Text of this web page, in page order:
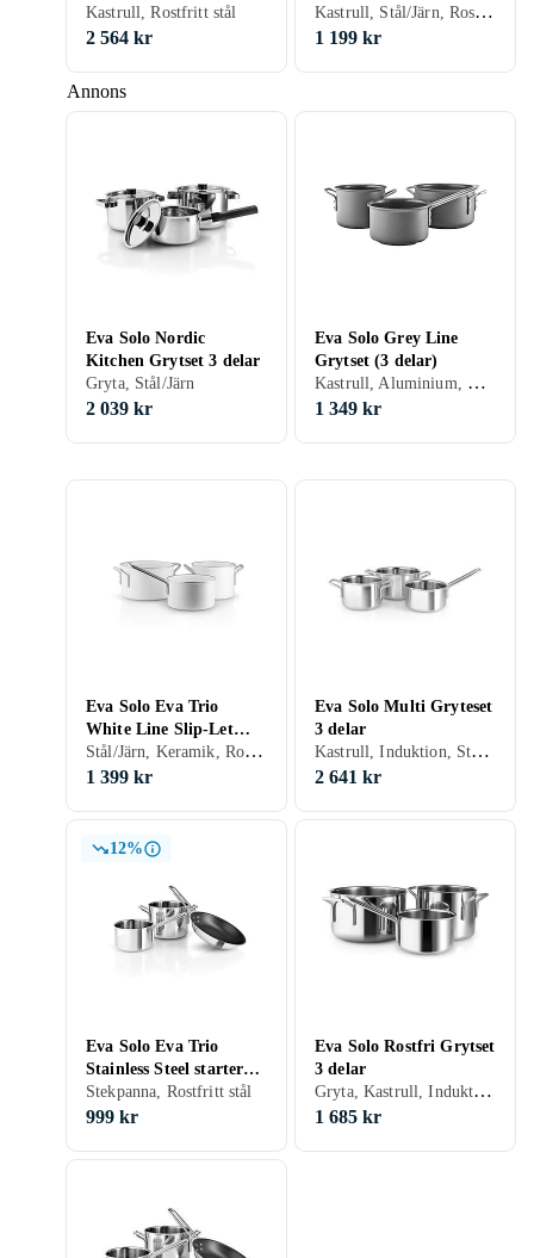
Annons
delar
Kastrull, Rostfritt stål
2 564 kr
delar
Kastrull, Stål/Järn, Rostfritt stål
1 199 kr
Eva Solo Nordic
Kitchen Grytset 3 delar
Gryta, Stål/Järn
2 039 kr
Eva Solo Grey Line
Grytset (3 delar)
Kastrull, Aluminium, Keramik
1 349 kr
Eva Solo Eva Trio
White Line Slip-Let
keramiskt grytset 3
delar
Stål/Järn, Keramik, Rostfritt stål
1 399 kr
Eva Solo Multi Gryteset
3 delar
Kastrull, Induktion, Stål/Järn, Aluminium, Rostfritt stål, Metall
2 641 kr
12%
Eva Solo Eva Trio
Stainless Steel starter
set 3 delar
Stekpanna, Rostfritt stål
999 kr
Eva Solo Rostfri Grytset
3 delar
Gryta, Kastrull, Induktion, Stål/Järn, Aluminium, Rostfritt stål, Metall
1 685 kr